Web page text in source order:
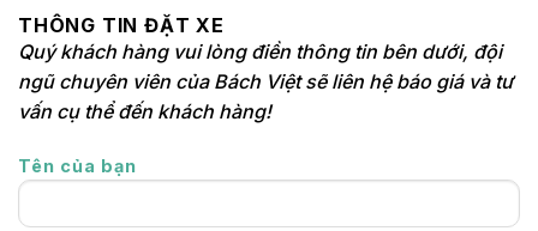
THÔNG TIN ĐẶT XE
Quý khách hàng vui lòng điền thông tin bên dưới, đội
ngũ chuyên viên của Bách Việt sẽ liên hệ báo giá và tư
vấn cụ thể đến khách hàng!
Tên của bạn